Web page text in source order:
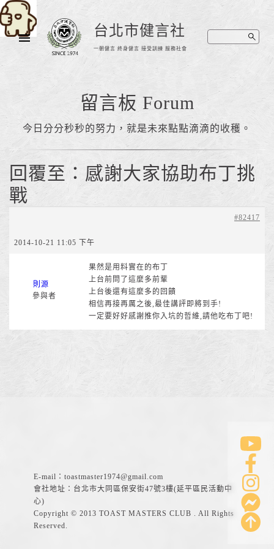
台北市健言社
一朝健言 終身健言 接受訓練 服務社會
留言板 Forum
今日分分秒秒的努力，就是未來點點滴滴的收穫。
回覆至：感謝大家協助布丁挑
戰
2014-10-21 11:05 下午
#82417
則源
參與者
果然是用料實在的布丁
上台前問了這麼多前輩
上台後還有這麼多的回饋
相信再接再厲之後,最佳講評即將到手!
一定要好好感謝推你入坑的哲維,請他吃布丁吧!
E-mail： toastmaster1974@gmail.com
會社地址：台北市大同區保安街47號3樓(延平區民活動中
心)
Copyright © 2013 TOAST MASTERS CLUB . All Rights
Reserved.